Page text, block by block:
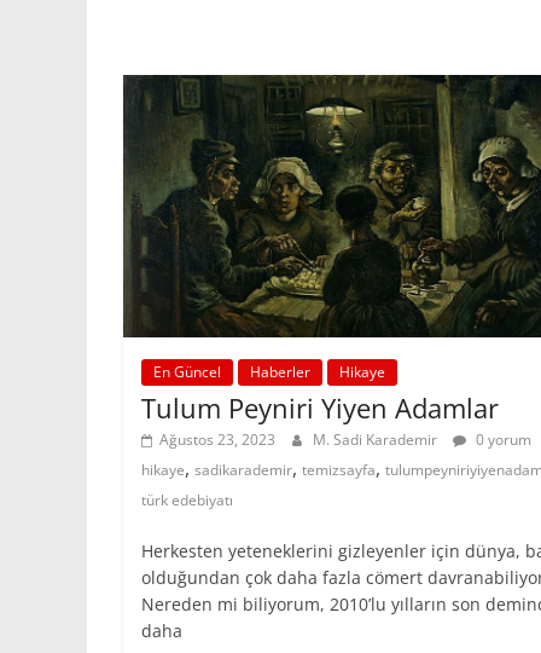
En Güncel Haberler Hikaye
Tulum Peyniri Yiyen Adamlar
Ağustos 23, 2023 M. Sadi Karademir
0 yorum
hikaye, sadikarademir, temizsayfa,
türk edebiyatı
Herkesten yeteneklerini gizleyenler için dünya,
olduğundan çok daha fazla cömert
Nereden mi biliyorum, 2010’lu yılların son
daha